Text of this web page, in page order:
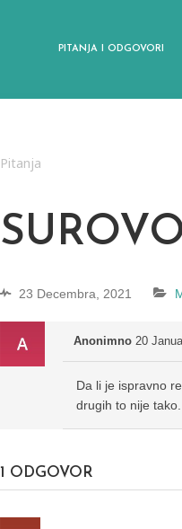
PITANJA I ODGOVORI
Pitanja
23 Decembra, 2021
Anonimno 20
Da li je ispravno
drugih to nije
1 ODGOVOR